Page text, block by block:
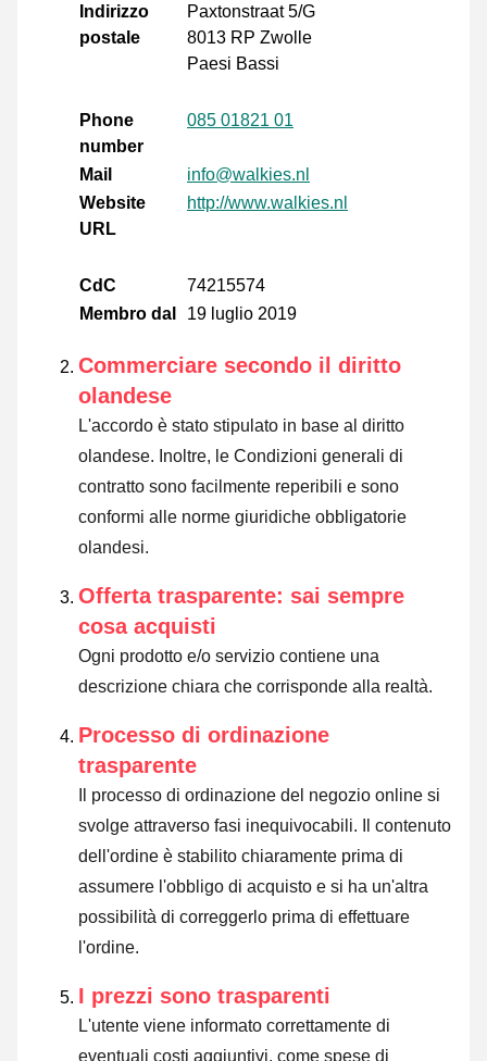
Indirizzo
postale
Paxtonstraat 5/G
8013 RP Zwolle
Paesi Bassi
Phone
number
085 01821 01
Mail
info@walkies.nl
Website
URL
http://www.walkies.nl
CdC
74215574
Membro dal
19 luglio 2019
Commerciare secondo il diritto
olandese
L'accordo è stato stipulato in base al diritto
olandese. Inoltre, le Condizioni generali di
contratto sono facilmente reperibili e sono
conformi alle norme giuridiche obbligatorie
olandesi.
Offerta trasparente: sai sempre
cosa acquisti
Ogni prodotto e/o servizio contiene una
descrizione chiara che corrisponde alla realtà.
Processo di ordinazione
trasparente
Il processo di ordinazione del negozio online si
svolge attraverso fasi inequivocabili. Il contenuto
dell'ordine è stabilito chiaramente prima di
assumere l'obbligo di acquisto e si ha un'altra
possibilità di correggerlo prima di effettuare
l'ordine.
I prezzi sono trasparenti
L'utente viene informato correttamente di
eventuali costi aggiuntivi, come spese di